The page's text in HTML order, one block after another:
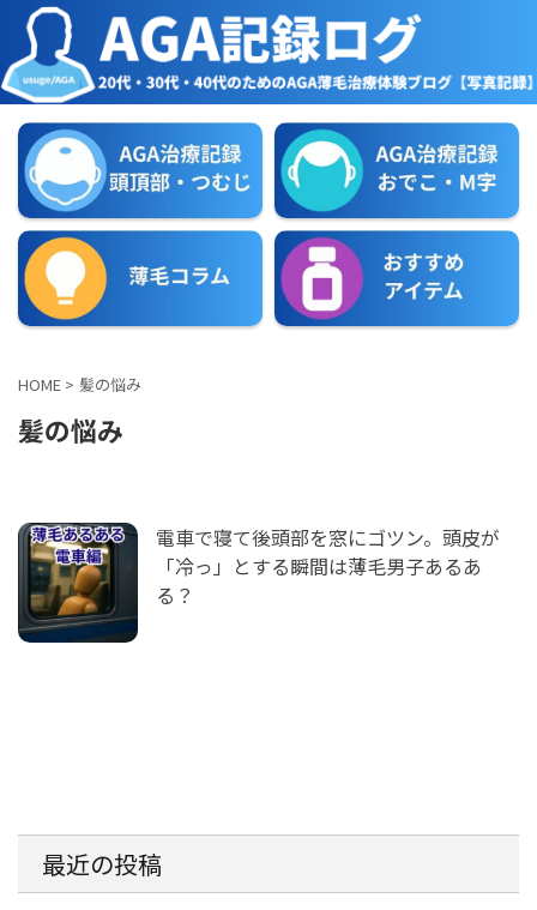
HOME > 髪の悩み
髪の悩み
電車で寝て後頭部を窓にゴツン。頭皮が
「冷っ」とする瞬間は薄毛男子あるあ
る？
最近の投稿